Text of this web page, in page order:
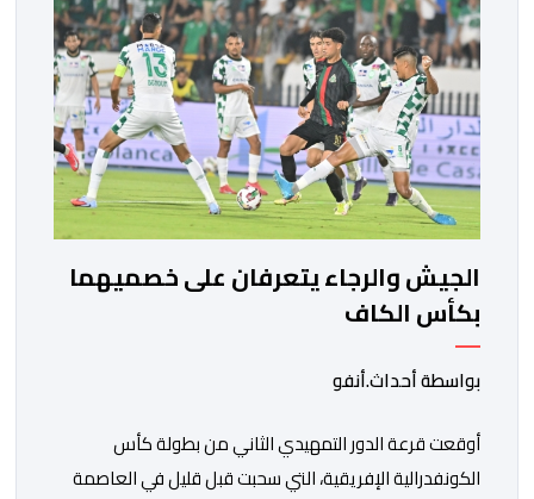
الجيش والرجاء يتعرفان على خصميهما
بكأس الكاف
بواسطة أحداث.أنفو
أوقعت قرعة الدور التمهيدي الثاني من بطولة كأس
الكونفدرالية الإفريقية، التي سحبت قبل قليل في العاصمة